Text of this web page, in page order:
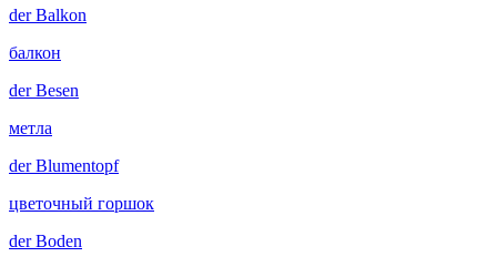
derBalkon
балкон
derBesen
метла
derBlumentopf
цветочный горшок
derBoden